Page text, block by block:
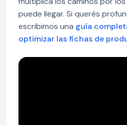
puede llegar. Si querés
escribimos una guía
optimizar las fichas de